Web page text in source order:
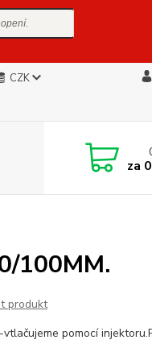
CZK
za
100MM.
produkt
pomocí